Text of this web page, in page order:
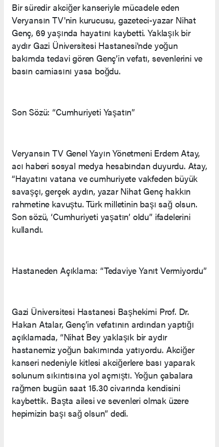
Bir süredir akciğer kanseriyle mücadele eden
Veryansın TV'nin kurucusu, gazeteci-yazar Nihat
Genç, 69 yaşında hayatını kaybetti. Yaklaşık bir
aydır Gazi Üniversitesi Hastanesi'nde yoğun
bakımda tedavi gören Genç’in vefatı, sevenlerini ve
basın camiasını yasa boğdu.
Son Sözü: “Cumhuriyeti Yaşatın”
Veryansın TV Genel Yayın Yönetmeni Erdem Atay,
acı haberi sosyal medya hesabından duyurdu. Atay,
“Hayatını vatana ve cumhuriyete vakfeden büyük
savaşçı, gerçek aydın, yazar Nihat Genç hakkın
rahmetine kavuştu. Türk milletinin başı sağ olsun.
Son sözü, ‘Cumhuriyeti yaşatın’ oldu” ifadelerini
kullandı.
Hastaneden Açıklama: “Tedaviye Yanıt Vermiyordu”
Gazi Üniversitesi Hastanesi Başhekimi Prof. Dr.
Hakan Atalar, Genç’in vefatının ardından yaptığı
açıklamada, “Nihat Bey yaklaşık bir aydır
hastanemiz yoğun bakımında yatıyordu. Akciğer
kanseri nedeniyle kitlesi akciğerlere bası yaparak
solunum sıkıntısına yol açmıştı. Yoğun çabalara
rağmen bugün saat 15.30 civarında kendisini
kaybettik. Başta ailesi ve sevenleri olmak üzere
hepimizin başı sağ olsun” dedi.